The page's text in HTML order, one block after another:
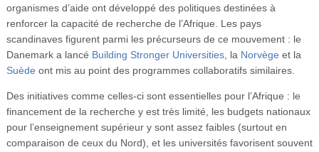
organismes d’aide ont développé des politiques destinées à
renforcer la capacité de recherche de l’Afrique. Les pays
scandinaves figurent parmi les précurseurs de ce mouvement : le
Danemark a lancé Building Stronger Universities, la Norvège et la
Suède ont mis au point des programmes collaboratifs similaires.
Des initiatives comme celles-ci sont essentielles pour l’Afrique : le
financement de la recherche y est très limité, les budgets nationaux
pour l’enseignement supérieur y sont assez faibles (surtout en
comparaison de ceux du Nord), et les universités favorisent souvent